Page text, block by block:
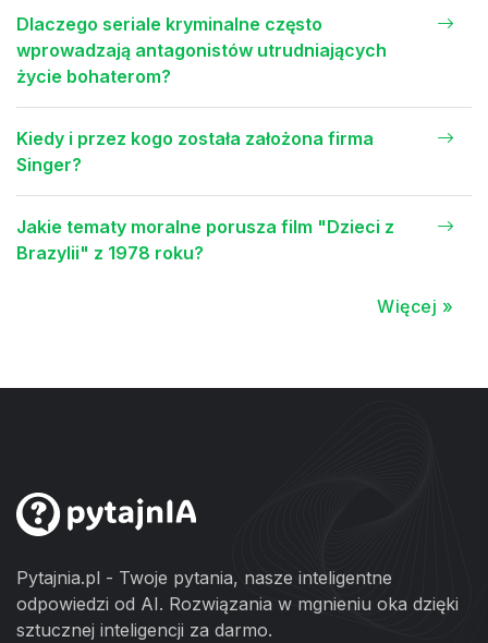
Dlaczego seriale kryminalne często
wprowadzają antagonistów utrudniających
życie bohaterom?
Kiedy i przez kogo została założona firma
Singer?
Jakie tematy moralne porusza film "Dzieci z
Brazylii" z 1978 roku?
Więcej »
Pytajnia.pl - Twoje pytania, nasze inteligentne
odpowiedzi od AI. Rozwiązania w mgnieniu oka dzięki
sztucznej inteligencji za darmo.